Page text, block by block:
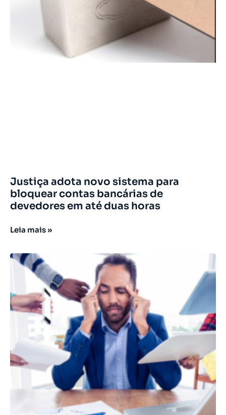
Justiça adota novo sistema para
bloquear contas bancárias de
devedores em até duas horas
Leia mais »